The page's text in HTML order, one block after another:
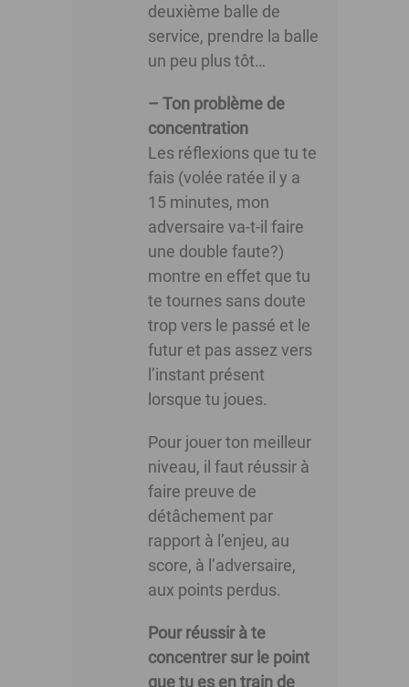
deuxième balle de
service, prendre la balle
un peu plus tôt…
– Ton problème de
concentration
Les réflexions que tu te
fais (volée ratée il y a
15 minutes, mon
adversaire va-t-il faire
une double faute?)
montre en effet que tu
te tournes sans doute
trop vers le passé et le
futur et pas assez vers
l’instant présent
lorsque tu joues.
Pour jouer ton meilleur
niveau, il faut réussir à
faire preuve de
détâchement par
rapport à l’enjeu, au
score, à l’adversaire,
aux points perdus.
Pour réussir à te
concentrer sur le point
que tu es en train de